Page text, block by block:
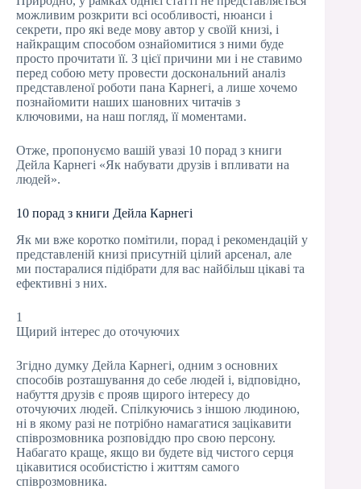
можливим розкрити всі особливості, нюанси і
секрети, про які веде мову автор у своїй книзі, і
найкращим способом ознайомитися з ними буде
просто прочитати її. З цієї причини ми і не ставимо
перед собою мету провести доскональний аналіз
представленої роботи пана Карнегі, а лише хочемо
познайомити наших шановних читачів з
ключовими, на наш погляд, її моментами.
Отже, пропонуємо вашій увазі 10 порад з книги
Дейла Карнегі «Як набувати друзів і впливати на
людей».
10 порад з книги Дейла Карнегі
Як ми вже коротко помітили, порад і рекомендацій у
представленій книзі присутній цілий арсенал, але
ми постаралися підібрати для вас найбільш цікаві та
ефективні з них.
1
Щирий інтерес до оточуючих
Згідно думку Дейла Карнегі, одним з основних
способів розташування до себе людей і, відповідно,
набуття друзів є прояв щирого інтересу до
оточуючих людей. Спілкуючись з іншою людиною,
ні в якому разі не потрібно намагатися зацікавити
співрозмовника розповіддю про свою персону.
Набагато краще, якщо ви будете від чистого серця
цікавитися особистістю і життям самого
співрозмовника.